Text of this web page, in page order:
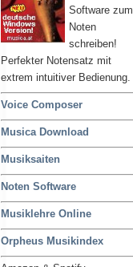
Software zum
Noten
schreiben!
Perfekter Notensatz mit
extrem intuitiver Bedienung.
Voice Composer
Musica Download
Musiksaiten
Noten Software
Musiklehre Online
Orpheus Musikindex